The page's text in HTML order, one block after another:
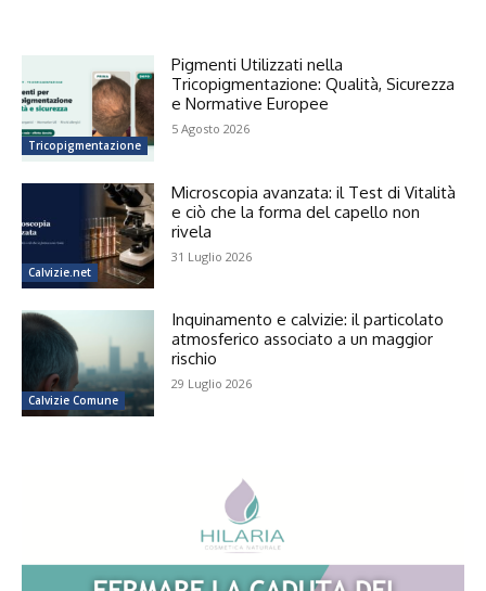
Tricopigmentazione
Pigmenti Utilizzati nella
Tricopigmentazione: Qualità, Sicurezza
e Normative Europee
5 Agosto 2026
Calvizie.net
Microscopia avanzata: il Test di Vitalità
e ciò che la forma del capello non
rivela
31 Luglio 2026
Calvizie Comune
Inquinamento e calvizie: il particolato
atmosferico associato a un maggior
rischio
29 Luglio 2026